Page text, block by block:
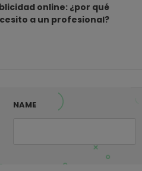
online: ¿por qué
a un profesional?
NAME